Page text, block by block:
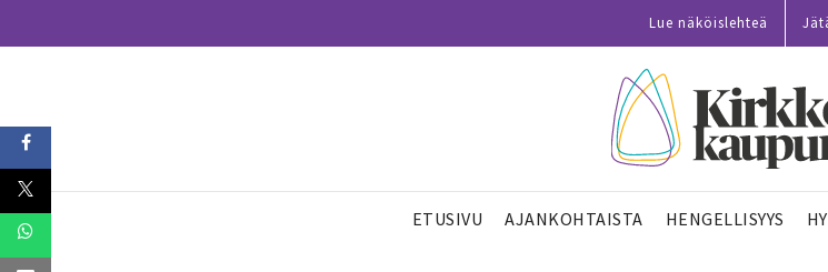
Lue näköislehteä
ETUSIVU AJANKOHTAISTA HENGELLISYYS